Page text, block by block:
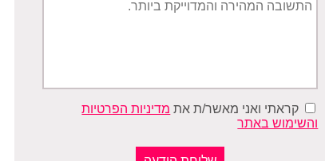
קראתי ואני מאשר/ת את מדיניות הפרטיות
והשימוש באתר